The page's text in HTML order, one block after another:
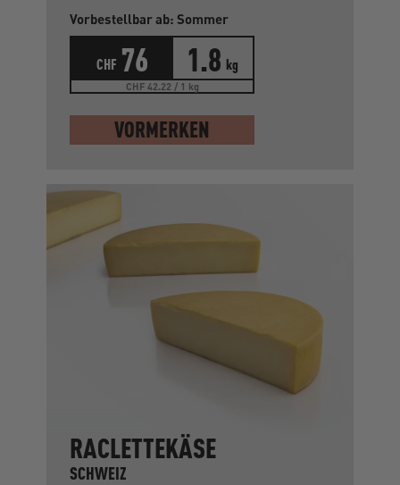
Vorbestellbar ab: Sommer
CHF 76 1.8 kg
CHF 42.22 / 1 kg
VORMERKEN
RACLETTEKÄSE
SCHWEIZ